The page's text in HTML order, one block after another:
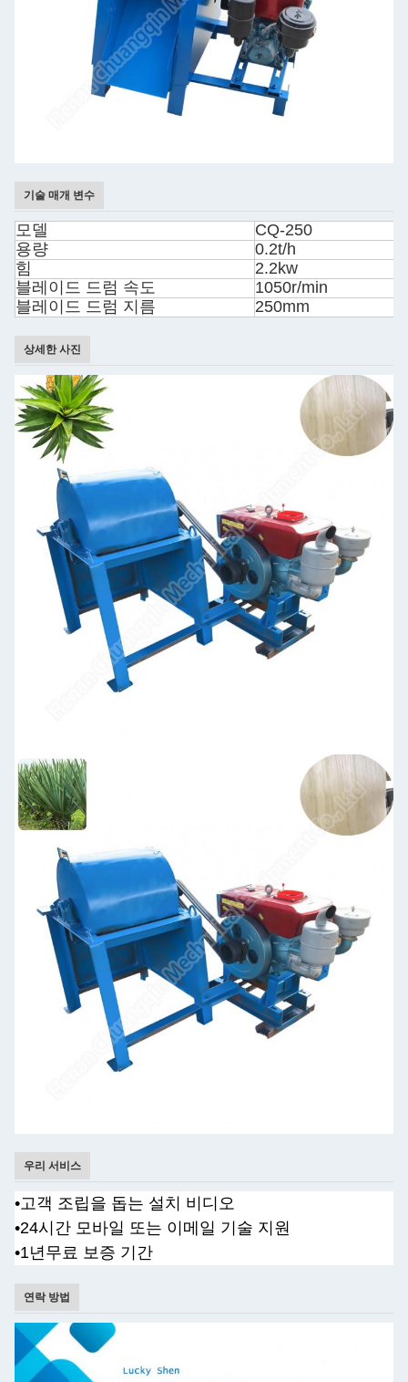
기술 매개 변수
모델
CQ-250
용량
0.2t/h
힘
2.2kw
블레이드 드럼 속도
1050r/min
블레이드 드럼 지름
250mm
상세한 사진
우리 서비스
•고객 조립을 돕는 설치 비디오
•24시간 모바일 또는 이메일 기술 지원
•1년무료 보증 기간
연락 방법